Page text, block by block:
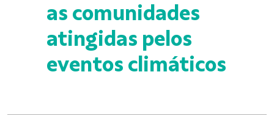
as comunidades
atingidas pelos
eventos climáticos